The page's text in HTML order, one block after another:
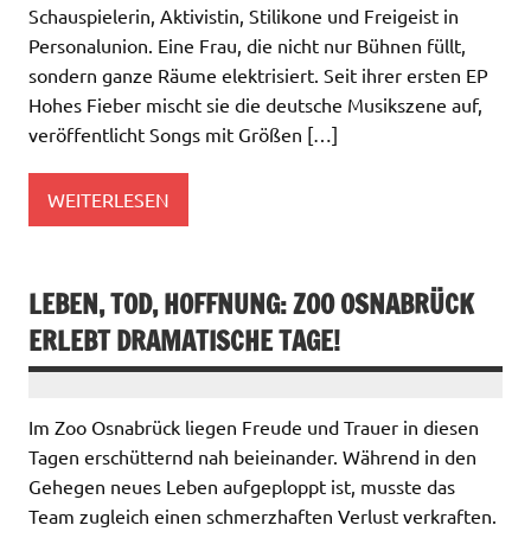
Schauspielerin, Aktivistin, Stilikone und Freigeist in
Personalunion. Eine Frau, die nicht nur Bühnen füllt,
sondern ganze Räume elektrisiert. Seit ihrer ersten EP
Hohes Fieber mischt sie die deutsche Musikszene auf,
veröffentlicht Songs mit Größen […]
WEITERLESEN
LEBEN, TOD, HOFFNUNG: ZOO OSNABRÜCK
ERLEBT DRAMATISCHE TAGE!
Im Zoo Osnabrück liegen Freude und Trauer in diesen
Tagen erschütternd nah beieinander. Während in den
Gehegen neues Leben aufgeploppt ist, musste das
Team zugleich einen schmerzhaften Verlust verkraften.